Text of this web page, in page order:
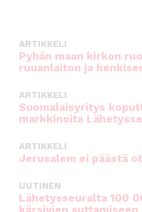
k
ARTIKKELI
Pyhän maan kirkon
ruuanlaiton ja
ARTIKKELI
Suomalaisyritys
markkinoita
ARTIKKELI
Jerusalem ei päästä
UUTINEN
Lähetysseuralta 100